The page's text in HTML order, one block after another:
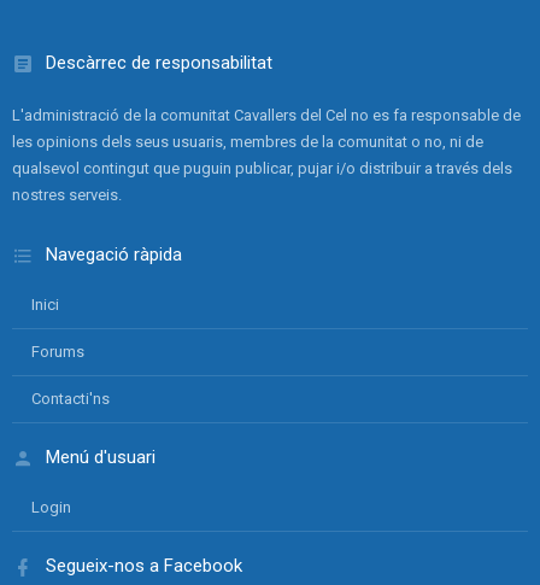
Descàrrec de responsabilitat
L'administració de la comunitat Cavallers del Cel no es fa responsable de
les opinions dels seus usuaris, membres de la comunitat o no, ni de
qualsevol contingut que puguin publicar, pujar i/o distribuir a través dels
nostres serveis.
Navegació ràpida
Inici
Forums
Contacti'ns
Menú d'usuari
Login
Segueix-nos a Facebook